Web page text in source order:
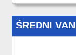
ŚREDNI VAN